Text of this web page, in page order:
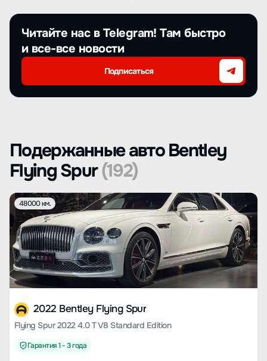
Читайте нас в Telegram! Там быстро
и все-все новости
Подписаться
Подержанные авто Bentley
Flying Spur(192)
48000 км.
2022 Bentley Flying Spur
Flying Spur 2022 4.0 T V8 Standard Edition
Гарантия 1 - 3 года